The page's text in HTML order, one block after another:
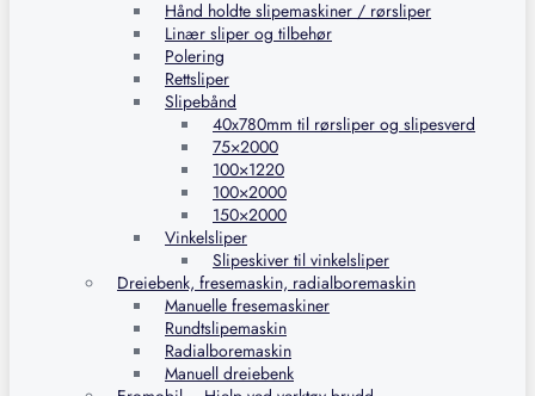
Hånd holdte slipemaskiner / rørsliper
Linær sliper og tilbehør
Polering
Rettsliper
Slipebånd
40x780mm til rørsliper og slipesverd
75×2000
100×1220
100×2000
150×2000
Vinkelsliper
Slipeskiver til vinkelsliper
Dreiebenk, fresemaskin, radialboremaskin
Manuelle fresemaskiner
Rundtslipemaskin
Radialboremaskin
Manuell dreiebenk